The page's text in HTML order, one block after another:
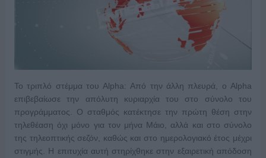
Το τριπλό στέμμα του Alpha: Από την άλλη πλευρά, ο Alpha
επιβεβαίωσε την απόλυτη κυριαρχία του στο σύνολο του
προγράμματος. Ο σταθμός κατέκτησε την πρώτη θέση στην
τηλεθέαση όχι μόνο για τον μήνα Μάιο, αλλά και στο σύνολο
της τηλεοπτικής σεζόν, καθώς και στο ημερολογιακό έτος μέχρι
στιγμής. Η επιτυχία αυτή στηρίχθηκε στην εξαιρετική απόδοση